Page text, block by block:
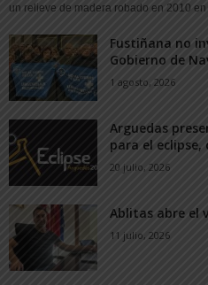
un relieve de madera robado en 2010
Fustiñana no
Gobierno de
1 agosto, 2026
Arguedas
para el
20 julio, 2026
Ablitas abre el
11 julio, 2026